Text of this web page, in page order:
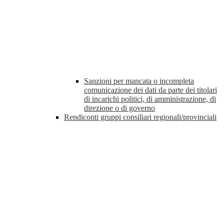
Sanzioni per mancata o incompleta
comunicazione dei dati da parte dei titolari
di incarichi politici, di amministrazione, di
direzione o di governo
Rendiconti gruppi consiliari regionali/provinciali